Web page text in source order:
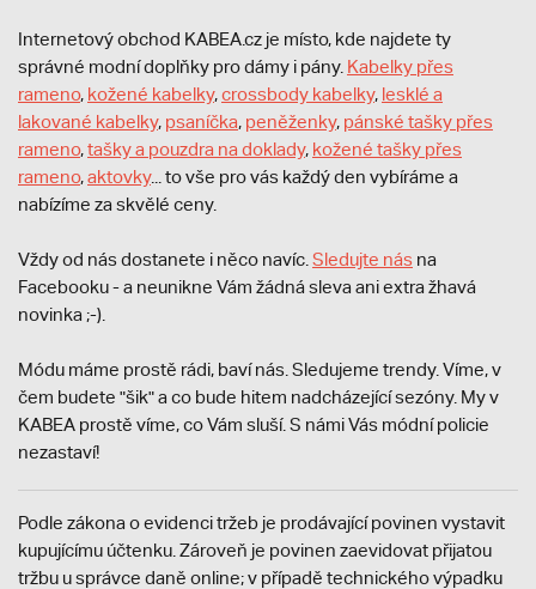
Internetový obchod KABEA.cz je místo, kde najdete ty
správné modní doplňky pro dámy i pány. Kabelky přes
rameno, kožené kabelky,crossbody kabelky, lesklé a
lakované kabelky, psaníčka, peněženky, pánské tašky přes
rameno,tašky a pouzdra na doklady, kožené tašky přes
rameno,aktovky... to vše pro vás každý den vybíráme a
nabízíme za skvělé ceny.
Vždy od nás dostanete i něco navíc. Sledujte nás na
Facebooku - a neunikne Vám žádná sleva ani extra žhavá
novinka ;-).
Módu máme prostě rádi, baví nás. Sledujeme trendy. Víme, v
čem budete "šik" a co bude hitem nadcházející sezóny. My v
KABEA prostě víme, co Vám sluší. S námi Vás módní policie
nezastaví!
Podle zákona o evidenci tržeb je prodávající povinen vystavit
kupujícímu účtenku. Zároveň je povinen zaevidovat přijatou
tržbu u správce daně online; v případě technického výpadku